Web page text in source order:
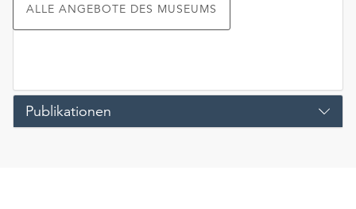
ALLE ANGEBOTE DES MUSEUMS
Publikationen